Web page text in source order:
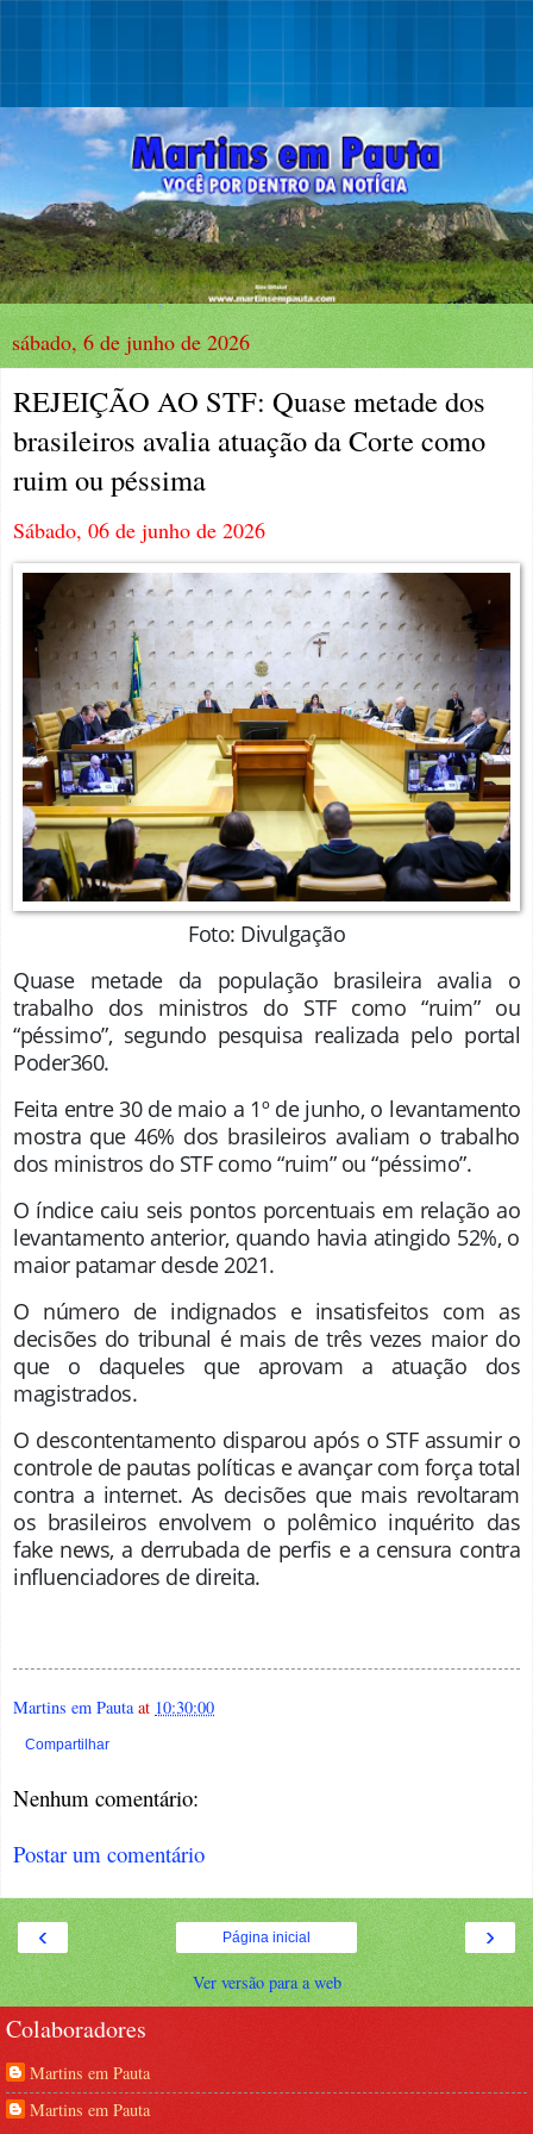
sábado, 6 de junho de 2026
REJEIÇÃO AO STF: Quase metade dos
brasileiros avalia atuação da Corte como
ruim ou péssima
Sábado, 06 de junho de 2026
Foto: Divulgação
Quase metade da população brasileira avalia o
trabalho dos ministros do STF como “ruim” ou
“péssimo”, segundo pesquisa realizada pelo portal
Poder360.
Feita entre 30 de maio a 1º de junho, o levantamento
mostra que 46% dos brasileiros avaliam o trabalho
dos ministros do STF como “ruim” ou “péssimo”.
O índice caiu seis pontos porcentuais em relação ao
levantamento anterior, quando havia atingido 52%, o
maior patamar desde 2021.
O número de indignados e insatisfeitos com as
decisões do tribunal é mais de três vezes maior do
que o daqueles que aprovam a atuação dos
magistrados.
O descontentamento disparou após o STF assumir o
controle de pautas políticas e avançar com força total
contra a internet. As decisões que mais revoltaram
os brasileiros envolvem o polêmico inquérito das
fake news, a derrubada de perfis e a censura contra
influenciadores de direita.
Martins em Pauta at 10:30:00
Compartilhar
Nenhum comentário:
Postar um comentário
‹ ›
Página inicial
Ver versão para a web
Colaboradores
Martins em Pauta
Martins em Pauta